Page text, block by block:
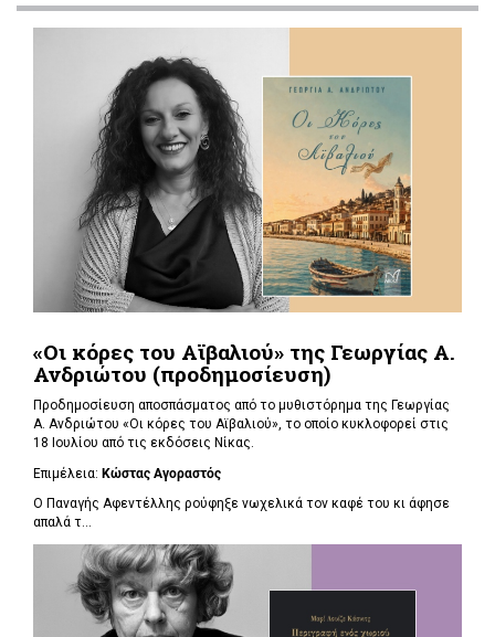
«Οι κόρες του Αϊβαλιού» της Γεωργίας Α.
Ανδριώτου (προδημοσίευση)
Προδημοσίευση αποσπάσματος από το μυθιστόρημα της Γεωργίας
Α. Ανδριώτου «Οι κόρες του Αϊβαλιού», το οποίο κυκλοφορεί στις
18 Ιουλίου από τις εκδόσεις Νίκας.
Επιμέλεια: Κώστας Αγοραστός
Ο Παναγής Αφεντέλλης ρούφηξε νωχελικά τον καφέ του κι άφησε
απαλά τ...